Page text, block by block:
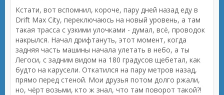
Кстати, вот вспомнил, короче, пару дней назад еду в
Drift Max City, переключаюсь на новый уровень, а там
такая трасса с узкими улочками - думал, всё, проводок
накрылся. Начал дрифтануть, этот момент, когда
задняя часть машины начала улетать в небо, а ты
Легоси, с задним видом на 180 градусов щебетал, как
будто на карусели. Откатился на пару метров назад,
прямо перед стеной. Мои друзья потом долго ржали,
но, чёрт возьми, кто ж знал, что там поворот такой?!